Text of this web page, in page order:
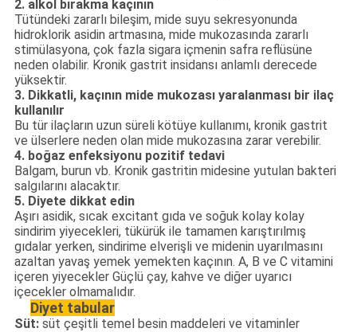
2. alkol bırakma kaçının
Tütündeki zararlı bileşim, mide suyu sekresyonunda
hidroklorik asidin artmasına, mide mukozasında zararlı
stimülasyona, çok fazla sigara içmenin safra reflüsüne
neden olabilir. Kronik gastrit insidansı anlamlı derecede
yüksektir.
3. Dikkatli, kaçının mide mukozası yaralanması bir ilaç
kullanılır
Bu tür ilaçların uzun süreli kötüye kullanımı, kronik gastrit
ve ülserlere neden olan mide mukozasına zarar verebilir.
4. boğaz enfeksiyonu pozitif tedavi
Balgam, burun vb. Kronik gastritin midesine yutulan bakteri
salgılarını alacaktır.
5. Diyete dikkat edin
Aşırı asidik, sıcak excitant gıda ve soğuk kolay kolay
sindirim yiyecekleri, tükürük ile tamamen karıştırılmış
gıdalar yerken, sindirime elverişli ve midenin uyarılmasını
azaltan yavaş yemek yemekten kaçının. A, B ve C vitamini
içeren yiyecekler Güçlü çay, kahve ve diğer uyarıcı
içecekler olmamalıdır.
Diyet tabular
Süt:süt çeşitli temel besin maddeleri ve vitaminler